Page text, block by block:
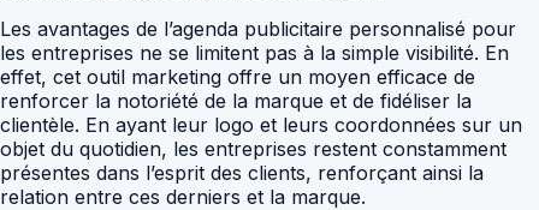
Les avantages de l’agenda publicitaire personnalisé pour
les entreprises ne se limitent pas à la simple visibilité. En
effet, cet outil marketing offre un moyen efficace de
renforcer la notoriété de la marque et de fidéliser la
clientèle. En ayant leur logo et leurs coordonnées sur un
objet du quotidien, les entreprises restent constamment
présentes dans l’esprit des clients, renforçant ainsi la
relation entre ces derniers et la marque.